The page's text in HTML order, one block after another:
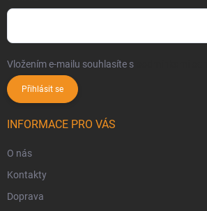
Vložením e-mailu souhlasíte s
Přihlásit se
INFORMACE PRO VÁS
O nás
Kontakty
Doprava